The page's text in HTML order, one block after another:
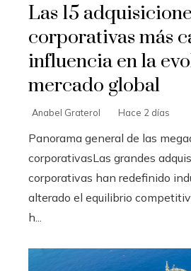
Las 15
corporativas más
influencia en la
mercado global
Anabel Graterol Hace 2 días
Panorama general de las
corporativasLas grandes
corporativas han redefinido
alterado el equilibrio
h...